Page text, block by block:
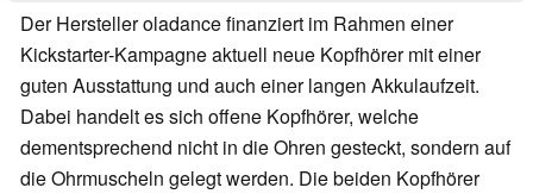
Der Hersteller oladance finanziert im Rahmen einer
Kickstarter-Kampagne aktuell neue Kopfhörer mit einer
guten Ausstattung und auch einer langen Akkulaufzeit.
Dabei handelt es sich offene Kopfhörer, welche
dementsprechend nicht in die Ohren gesteckt, sondern auf
die Ohrmuscheln gelegt werden. Die beiden Kopfhörer